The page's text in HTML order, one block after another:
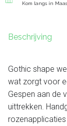
Kom langs in
Beschrijving
Gothic shape
wat zorgt voor
Gespen aan de
uittrekken.